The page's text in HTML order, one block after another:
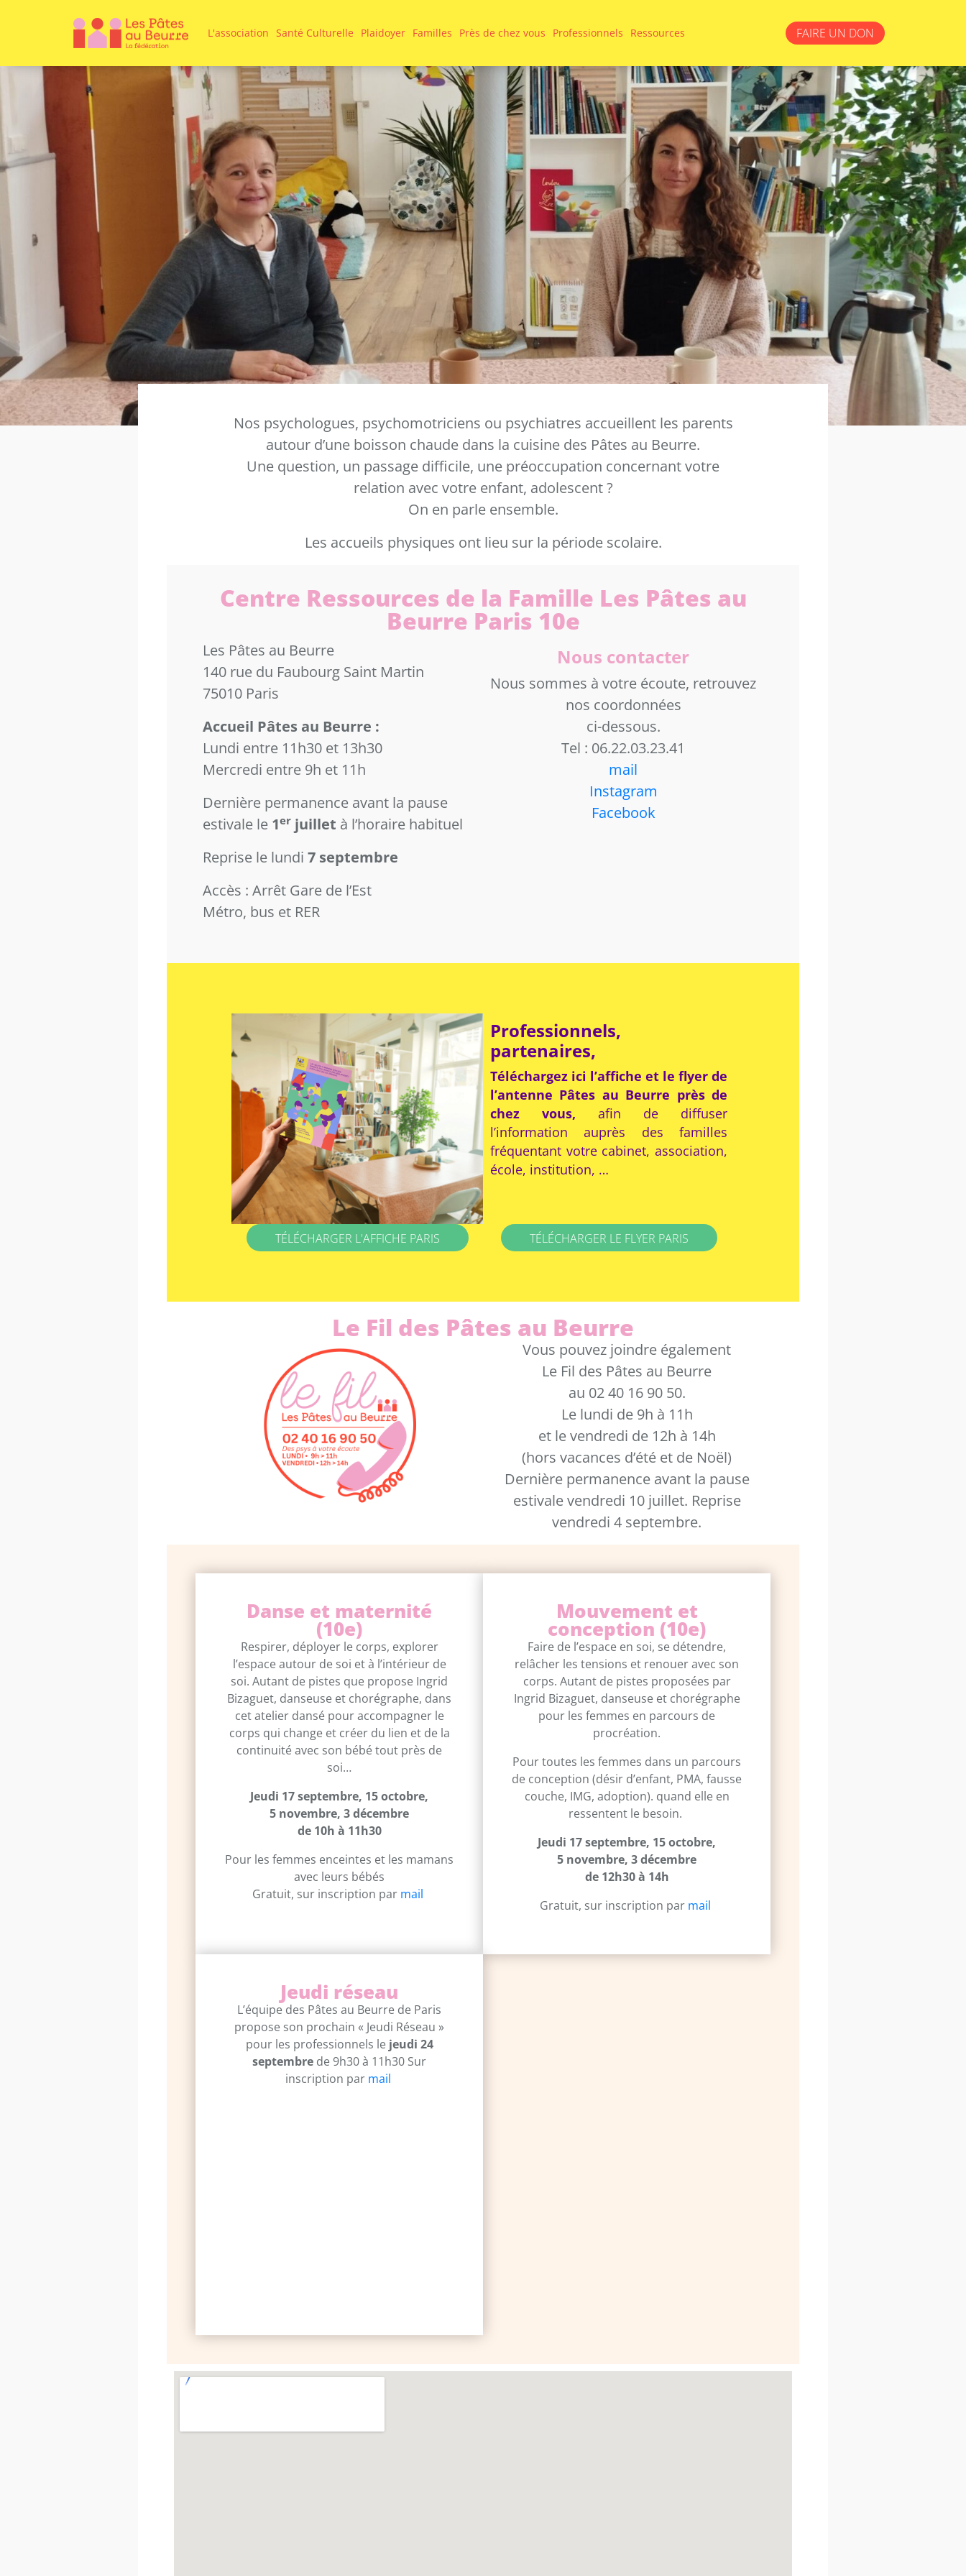
L'association Santé Culturelle Plaidoyer Familles Près de chez vous Professionnels Ressources FAIRE UN DON
Le Fil des Pâtes au Beurre
Nos psychologues, psychomotriciens ou psychiatres accueillent les parents
autour d’une boisson chaude dans la cuisine des Pâtes au Beurre.
Une question, un passage difficile, une préoccupation concernant votre
relation avec votre enfant, adolescent ?
On en parle ensemble.
Les accueils physiques ont lieu sur la période scolaire.
Centre Ressources de la Famille Les Pâtes au
Beurre Paris 10e
Les Pâtes au Beurre
140 rue du Faubourg Saint Martin
75010 Paris
Accueil Pâtes au Beurre :
Lundi entre 11h30 et 13h30
Mercredi entre 9h et 11h
Dernière permanence avant la pause
estivale le 1er juillet à l’horaire habituel
Reprise le lundi 7 septembre
Accès : Arrêt Gare de l’Est
Métro, bus et RER
Nous contacter
Nous sommes à votre écoute, retrouvez
nos coordonnées
ci-dessous.
Tel : 06.22.03.23.41
mail
Instagram
Facebook
Professionnels,
partenaires,
Téléchargez ici l’affiche et le flyer de
l’antenne Pâtes au Beurre près de
chez vous, afin de diffuser
l’information auprès des familles
fréquentant votre cabinet, association,
école, institution, …
TÉLÉCHARGER L'AFFICHE PARIS TÉLÉCHARGER LE FLYER PARIS
Le Fil des Pâtes au Beurre
Vous pouvez joindre également
Le Fil des Pâtes au Beurre
au 02 40 16 90 50.
Le lundi de 9h à 11h
et le vendredi de 12h à 14h
(hors vacances d’été et de Noël)
Dernière permanence avant la pause
estivale vendredi 10 juillet. Reprise
vendredi 4 septembre.
Danse et maternité
(10e)
Respirer, déployer le corps, explorer
l’espace autour de soi et à l’intérieur de
soi. Autant de pistes que propose Ingrid
Bizaguet, danseuse et chorégraphe, dans
cet atelier dansé pour accompagner le
corps qui change et créer du lien et de la
continuité avec son bébé tout près de
soi…
Jeudi 17 septembre, 15 octobre,
5 novembre, 3 décembre
de 10h à 11h30
Pour les femmes enceintes et les mamans
avec leurs bébés
Gratuit, sur inscription par mail
Mouvement et
conception (10e)
Faire de l’espace en soi, se détendre,
relâcher les tensions et renouer avec son
corps. Autant de pistes proposées par
Ingrid Bizaguet, danseuse et chorégraphe
pour les femmes en parcours de
procréation.
Pour toutes les femmes dans un parcours
de conception (désir d’enfant, PMA, fausse
couche, IMG, adoption). quand elle en
ressentent le besoin.
Jeudi 17 septembre, 15 octobre,
5 novembre, 3 décembre
de 12h30 à 14h
Gratuit, sur inscription par mail
Jeudi réseau
L’équipe des Pâtes au Beurre de Paris
propose son prochain « Jeudi Réseau »
pour les professionnels le jeudi 24
septembre de 9h30 à 11h30 Sur
inscription par mail